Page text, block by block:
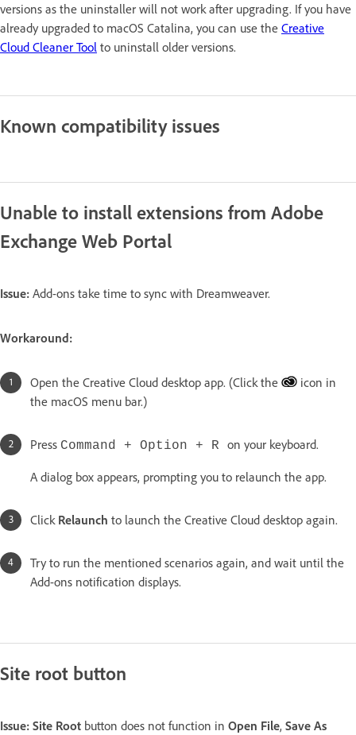
versions as the uninstaller will not work after upgrading. If you have
already upgraded to macOS Catalina, you can use the Creative
Cloud Cleaner Tool to uninstall older versions.
Known compatibility issues
Unable to install extensions from Adobe
Exchange Web Portal
Issue: Add-ons take time to sync with Dreamweaver.
Workaround:
Open the Creative Cloud desktop app. (Click the
icon in
the macOS menu bar.)
Press Command + Option + R on your keyboard.
A dialog box appears, prompting you to relaunch the app.
Click Relaunch to launch the Creative Cloud desktop again.
Try to run the mentioned scenarios again, and wait until the
Add-ons notification displays.
Site root button
Issue: Site Root button does not function in Open File, Save As